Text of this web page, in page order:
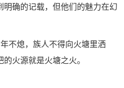
确的记载，但他们的魅力在幻
不熄，族人不得向火塘里洒
火源就是火塘之火。